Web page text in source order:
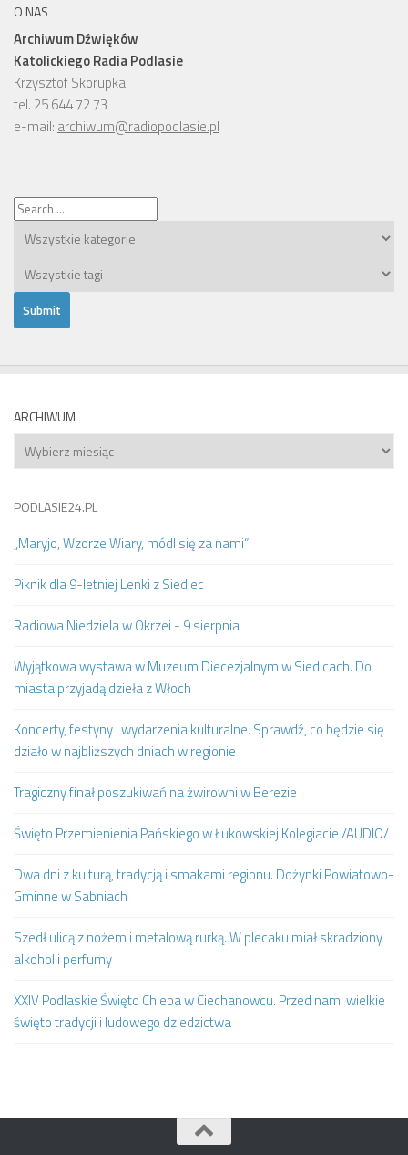
O NAS
Archiwum Dźwięków
Katolickiego Radia Podlasie
Krzysztof Skorupka
tel. 25 644 72 73
e-mail: archiwum@radiopodlasie.pl
ARCHIWUM
Archiwum
PODLASIE24.PL
„Maryjo, Wzorze Wiary, módl się za nami”
Piknik dla 9-letniej Lenki z Siedlec
Radiowa Niedziela w Okrzei - 9 sierpnia
Wyjątkowa wystawa w Muzeum Diecezjalnym w Siedlcach. Do
miasta przyjadą dzieła z Włoch
Koncerty, festyny i wydarzenia kulturalne. Sprawdź, co będzie się
działo w najbliższych dniach w regionie
Tragiczny finał poszukiwań na żwirowni w Berezie
Święto Przemienienia Pańskiego w Łukowskiej Kolegiacie /AUDIO/
Dwa dni z kulturą, tradycją i smakami regionu. Dożynki Powiatowo-
Gminne w Sabniach
Szedł ulicą z nożem i metalową rurką. W plecaku miał skradziony
alkohol i perfumy
XXIV Podlaskie Święto Chleba w Ciechanowcu. Przed nami wielkie
święto tradycji i ludowego dziedzictwa